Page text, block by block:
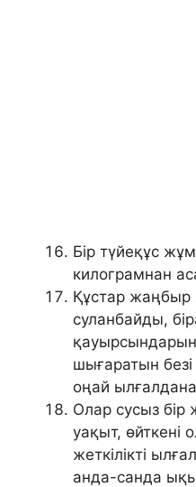
Бір түйеқұс
килограмнан
Құстар жаңбыр
суланбайды,
шығаратын
оңай
Олар сусыз
уақыт, өйткені
жеткілікті
анда-санда